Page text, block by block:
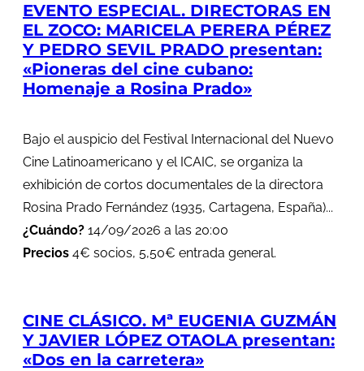
EVENTO ESPECIAL. DIRECTORAS EN
EL ZOCO: MARICELA PERERA PÉREZ
Y PEDRO SEVIL PRADO presentan:
«Pioneras del cine cubano:
Homenaje a Rosina Prado»
Bajo el auspicio del Festival Internacional del Nuevo
Cine Latinoamericano y el ICAIC, se organiza la
exhibición de cortos documentales de la directora
Rosina Prado Fernández (1935, Cartagena, España)...
¿Cuándo? 14/09/2026 a las 20:00
Precios 4€ socios, 5,50€ entrada general.
CINE CLÁSICO. Mª EUGENIA GUZMÁN
Y JAVIER LÓPEZ OTAOLA presentan:
«Dos en la carretera»